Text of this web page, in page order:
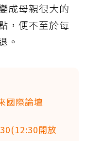
成母親很大的
，便不至於每
。
國際論壇
開放